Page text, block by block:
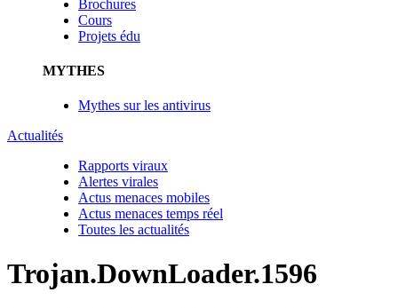
Brochures
Cours
Projets édu
MYTHES
Mythes sur les antivirus
Actualités
Rapports viraux
Alertes virales
Actus menaces mobiles
Actus menaces temps réel
Toutes les actualités
Trojan.DownLoader.1596